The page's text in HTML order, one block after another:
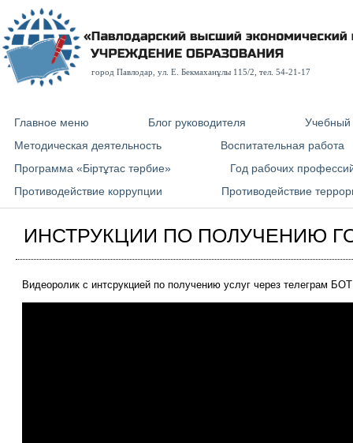
город Павлодар, ул. E. Бекмаханұлы 115/2, тел. 54-21-17
Главное меню Блог руководителя
Учебный
Методическая деятельность
Воспитательная работа
Программа «Біртұтас тәрбие»
Год рабочих
Противодействие коррупции
Противодействие
ИНСТРУКЦИИ ПО ПОЛУЧЕНИЮ
Видеоролик с интсрукцией по получению услуг через телеграм БОТ